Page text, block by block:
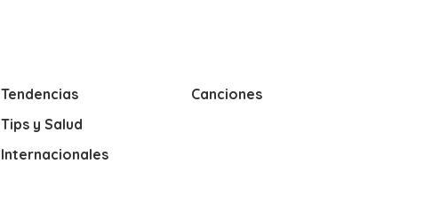
Tendencias
Tips y Salud
Internacionales
Canciones